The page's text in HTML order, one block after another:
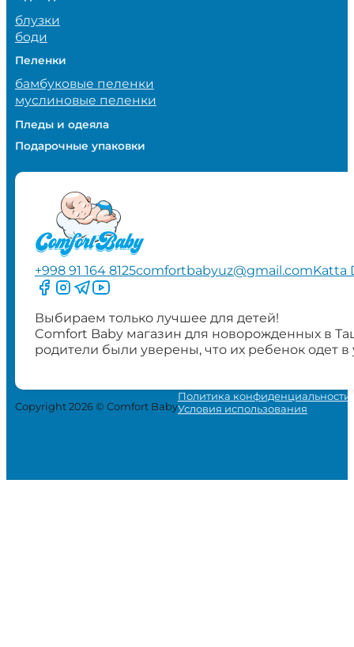
блузки
боди
Пеленки
бамбуковые пеленки
муслиновые пеленки
Пледы и одеяла
Подарочные упаковки
+998 91 164 8125comfortbabyuz@gmail.comKatta
Следите за нами на Facebook
Следите за нами в Instagram
Следите за нами в Telegram
Следите за нами в YouTube
Выбираем только лучшее для детей!
Comfort Baby магазин для новорожденных в
родители были уверены, что их ребенок одет
Copyright 2026 © Comfort Baby
Политика конфиденциальности
Условия использования